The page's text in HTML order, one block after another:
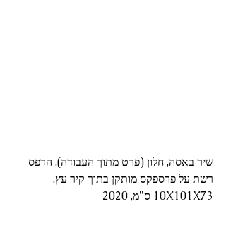
שיר באסה, חלון (פרט מתוך העבודה), הדפס
רשת על פרספקס מותקן בתוך קיר עץ,
10X101X73 ס"מ, 2020